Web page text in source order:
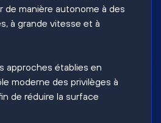
de manière autonome à des
à grande vitesse et à
approches établies en
moderne des privilèges à
de réduire la surface